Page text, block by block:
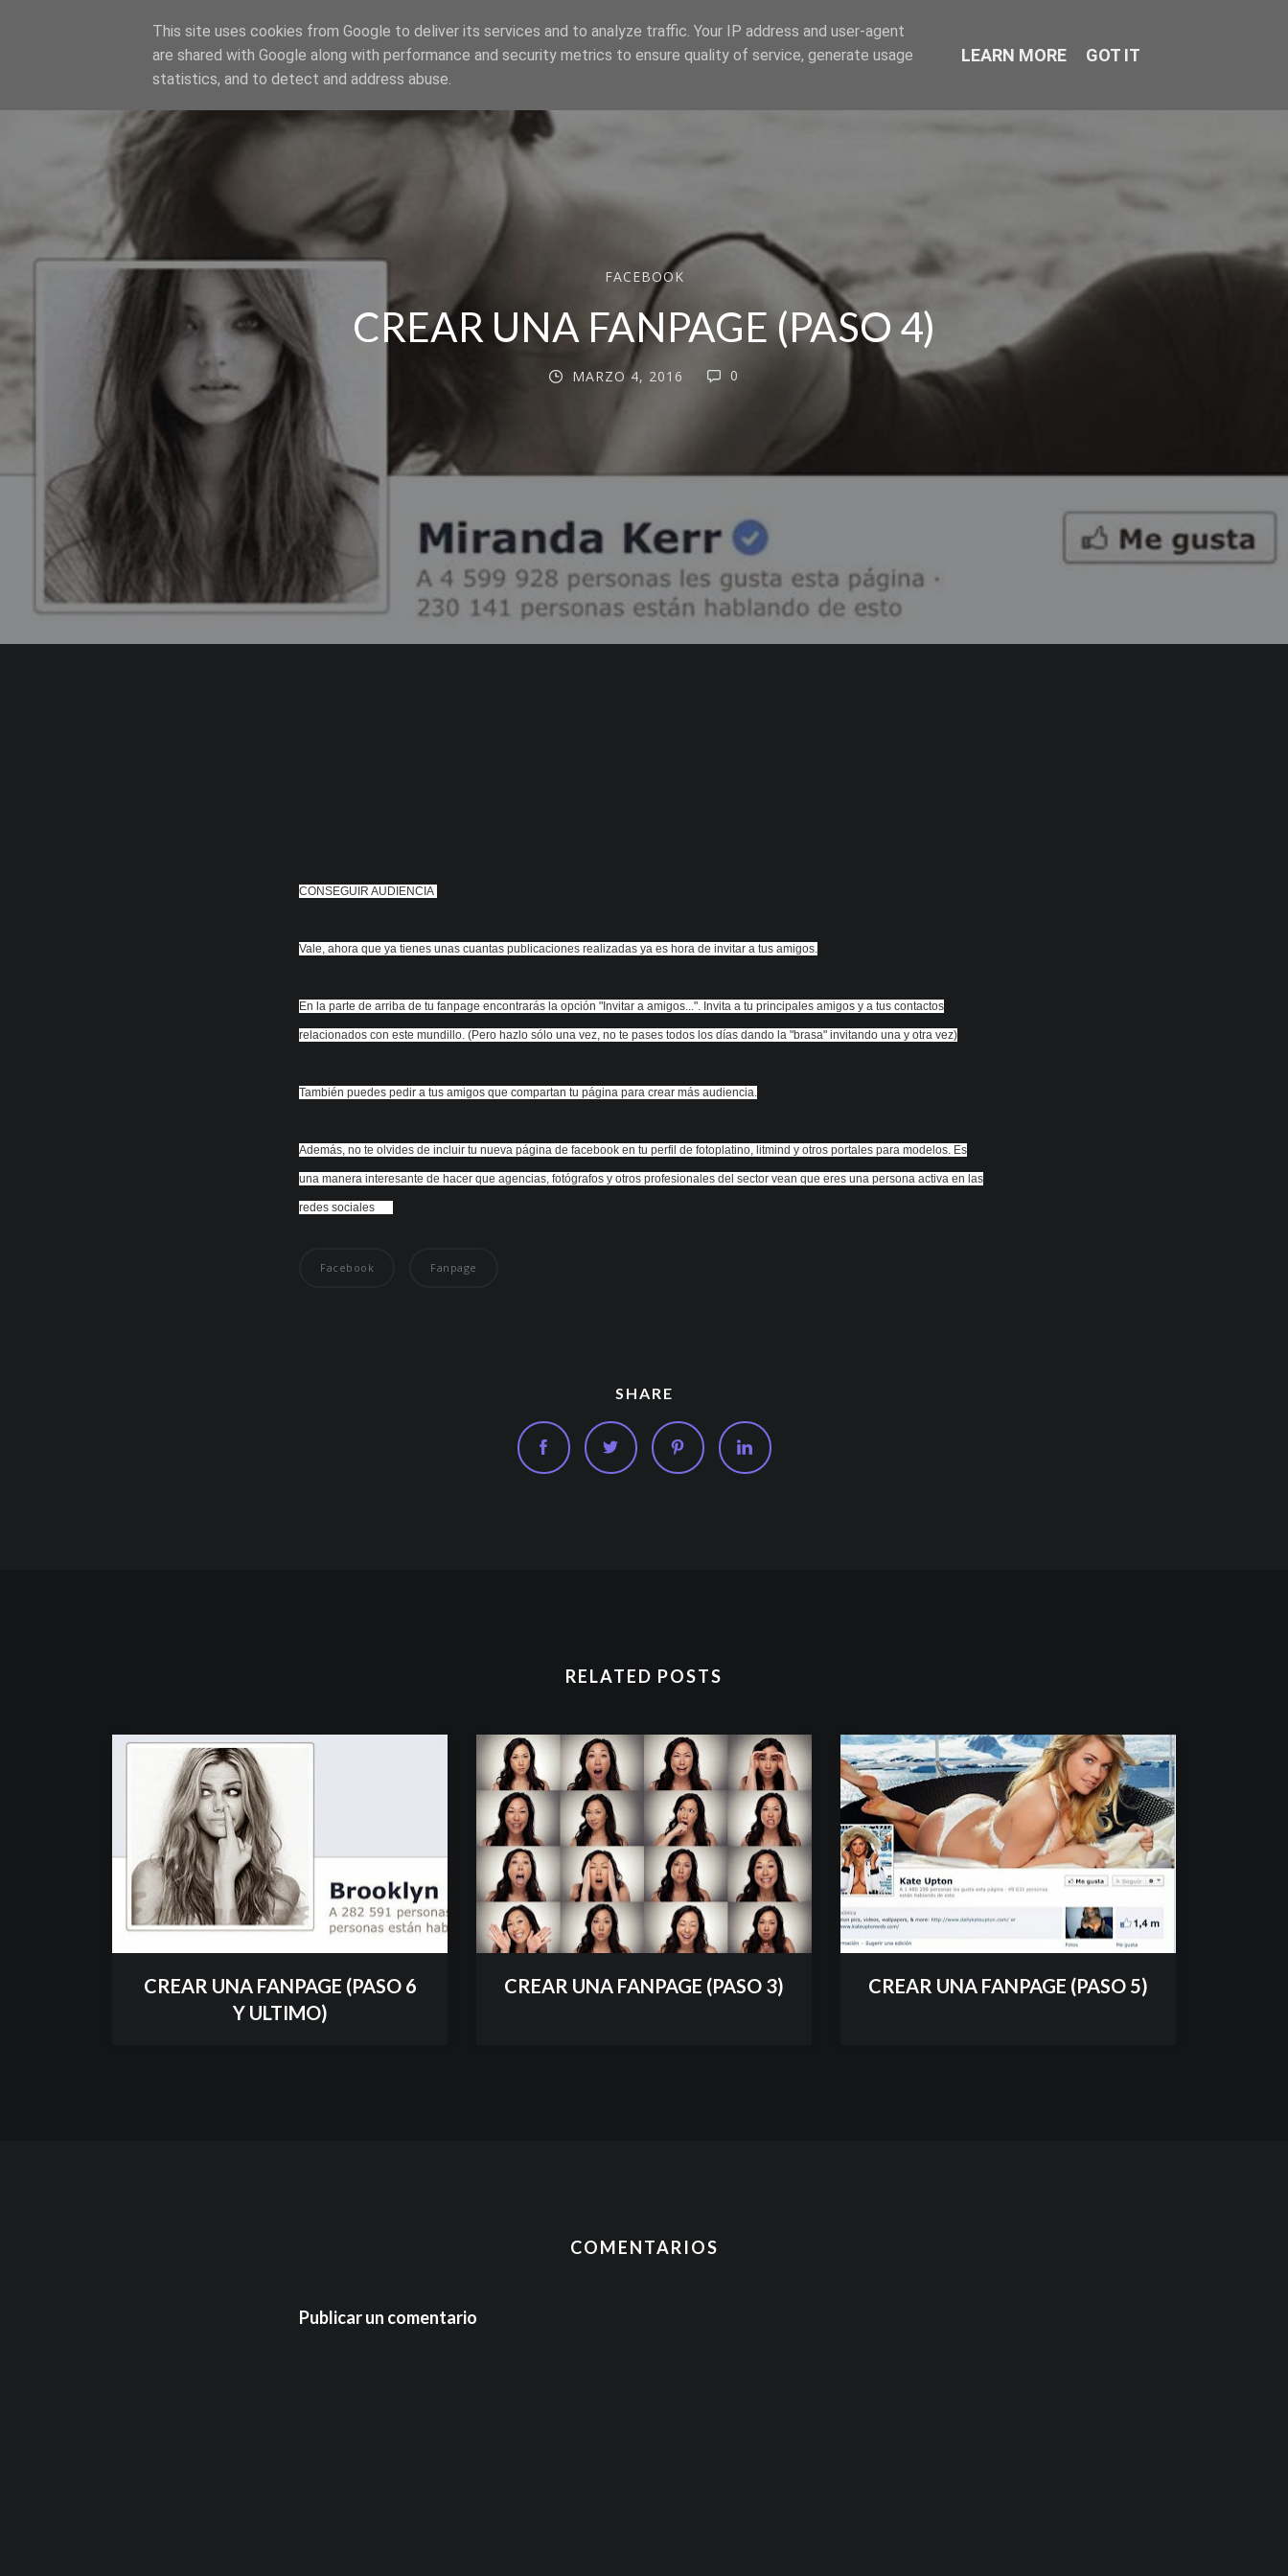
SER MODELO
FACEBOOK
CREAR UNA FANPAGE (PASO 4)
MARZO 4, 2016 0
CONSEGUIR AUDIENCIA
Vale, ahora que ya tienes unas cuantas publicaciones realizadas ya es hora de invitar a tus amigos.
En la parte de arriba de tu fanpage encontrarás la opción "Invitar a amigos...". Invita a tu principales amigos y a tus contactos
relacionados con este mundillo. (Pero hazlo sólo una vez, no te pases todos los días dando la "brasa" invitando una y otra vez)
También puedes pedir a tus amigos que compartan tu página para crear más audiencia.
Además, no te olvides de incluir tu nueva página de facebook en tu perfil de fotoplatino, litmind y otros portales para modelos. Es
una manera interesante de hacer que agencias, fotógrafos y otros profesionales del sector vean que eres una persona activa en las
redes sociales
Facebook Fanpage
SHARE
RELATED POSTS
CREAR UNA FANPAGE (PASO 6
Y ULTIMO)
CREAR UNA FANPAGE (PASO 3) CREAR UNA FANPAGE (PASO 5)
COMENTARIOS
Publicar un comentario
This site uses cookies from Google to deliver its services and to analyze traffic. Your IP address and user-agent
are shared with Google along with performance and security metrics to ensure quality of service, generate usage
statistics, and to detect and address abuse.
LEARN MORE GOT IT